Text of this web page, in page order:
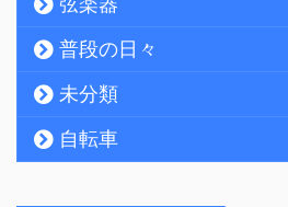
普段の日々
未分類
自転車